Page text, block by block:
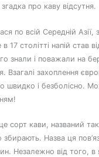
про каву відсутня.
по всій Середній Азії,
17 столітті напій став
знали і поважали на
захоплення
швидко і безболісно.
сорт кави, названий
Назва ця
Незалежно від того, в